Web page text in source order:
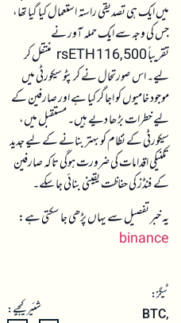
میں ایک ہی تصدیقی راستہ استعمال کیا گیا تھا،
جس کی وجہ سے ایک حملہ آور نے
تقریباً 116,500 rsETH منتقل کر
لیے۔ اس صورتحال نے کرپٹو سیکورٹی میں
موجود خامیوں کو اجاگر کیا ہے اور صارفین کے
لیے خطرات بڑھا دیے ہیں۔ مستقبل میں،
سیکورٹی کے نظام کو بہتر بنانے کے لیے جدید
تکنیکی اقدامات کی ضرورت ہوگی تاکہ صارفین
کے فنڈز کی حفاظت یقینی بنائی جا سکے۔
یہ خبر تفصیل سے یہاں پڑھی جا سکتی ہے:
binance
ٹیگز:
BTC,
شئیر کیجیے: